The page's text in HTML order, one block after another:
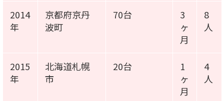
2014
年
京都府京丹
波町
70台
3
ヶ
月
8
人
2015
年
北海道札幌
市
20台
1
ヶ
月
4
人